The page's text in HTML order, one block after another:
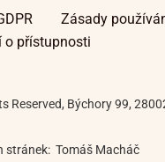
Zásady
o přístupnosti
Reserved, Býchory 99,
stránek: Tomáš Macháč